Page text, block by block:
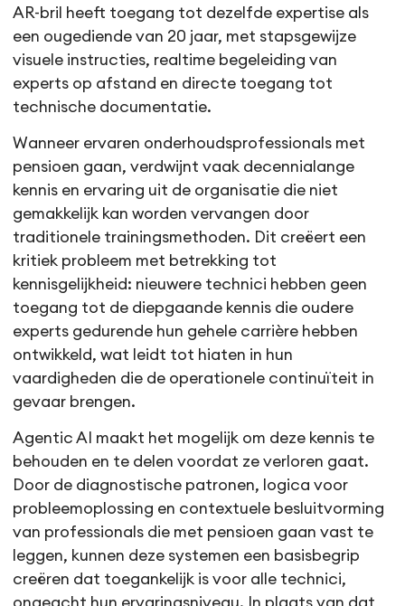
AR-bril heeft toegang tot dezelfde expertise als
een ougediende van 20 jaar, met stapsgewijze
visuele instructies, realtime begeleiding van
experts op afstand en directe toegang tot
technische documentatie.
Wanneer ervaren onderhoudsprofessionals met
pensioen gaan, verdwijnt vaak decennialange
kennis en ervaring uit de organisatie die niet
gemakkelijk kan worden vervangen door
traditionele trainingsmethoden. Dit creëert een
kritiek probleem met betrekking tot
kennisgelijkheid: nieuwere technici hebben geen
toegang tot de diepgaande kennis die oudere
experts gedurende hun gehele carrière hebben
ontwikkeld, wat leidt tot hiaten in hun
vaardigheden die de operationele continuïteit in
gevaar brengen.
Agentic AI maakt het mogelijk om deze kennis te
behouden en te delen voordat ze verloren gaat.
Door de diagnostische patronen, logica voor
probleemoplossing en contextuele besluitvorming
van professionals die met pensioen gaan vast te
leggen, kunnen deze systemen een basisbegrip
creëren dat toegankelijk is voor alle technici,